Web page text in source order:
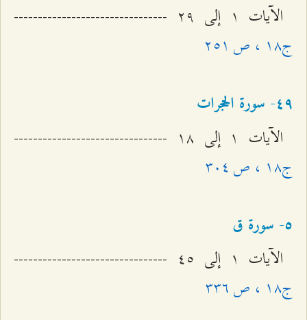
الآيات ۱ إلى ٢٩ --------------------------------
ج۱۸ ، ص ٢٥۱
٤٩- سورة الحجرات
الآيات ۱ إلى ۱۸ --------------------------------
ج۱۸ ، ص ٣۰٤
٥- سورة ق
الآيات ۱ إلى ٤٥ --------------------------------
ج۱۸ ، ص ٣٣٦